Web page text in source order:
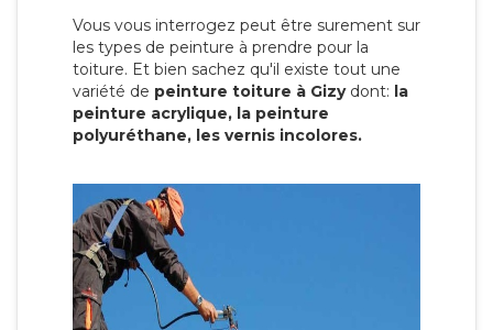
Vous vous interrogez peut être surement sur
les types de peinture à prendre pour la
toiture. Et bien sachez qu'il existe tout une
variété de peinture toiture à Gizy dont: la
peinture acrylique, la peinture
polyuréthane, les vernis incolores.